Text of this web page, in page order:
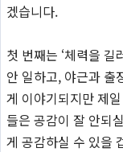
겠습니다.
첫 번째는 ‘체력을
안 일하고, 야근과 출
게 이야기되지만 제
들은 공감이 잘 안되
게 공감하실 수 있을